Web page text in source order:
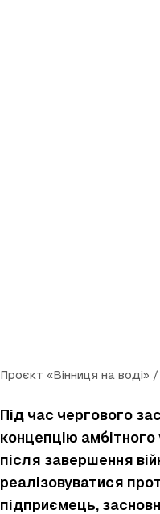
Проєкт «Вінниця на
Під час чергового
концепцію амбітного
після завершення
реалізовуватися
підприємець,